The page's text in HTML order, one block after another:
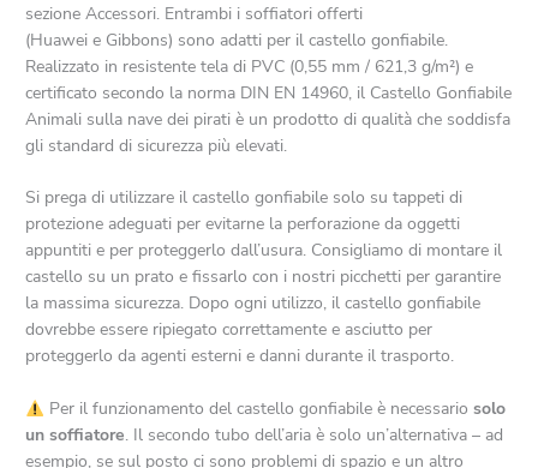
sezione Accessori. Entrambi i soffiatori offerti
(Huawei e Gibbons) sono adatti per il castello gonfiabile.
Realizzato in resistente tela di PVC (0,55 mm / 621,3 g/m²) e
certificato secondo la norma DIN EN 14960, il Castello Gonfiabile
Animali sulla nave dei pirati è un prodotto di qualità che soddisfa
gli standard di sicurezza più elevati.
Si prega di utilizzare il castello gonfiabile solo su tappeti di
protezione adeguati per evitarne la perforazione da oggetti
appuntiti e per proteggerlo dall’usura. Consigliamo di montare il
castello su un prato e fissarlo con i nostri picchetti per garantire
la massima sicurezza. Dopo ogni utilizzo, il castello gonfiabile
dovrebbe essere ripiegato correttamente e asciutto per
proteggerlo da agenti esterni e danni durante il trasporto.
Per il funzionamento del castello gonfiabile è necessario solo
un soffiatore. Il secondo tubo dell’aria è solo un’alternativa – ad
esempio, se sul posto ci sono problemi di spazio e un altro